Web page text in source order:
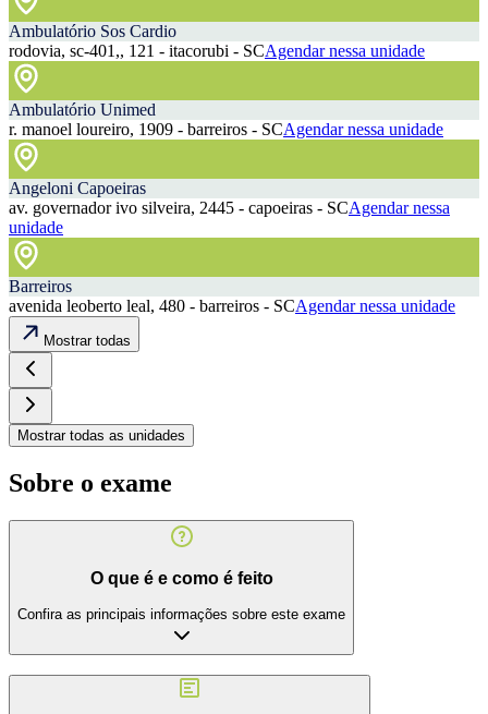
Ambulatório Sos Cardio
rodovia, sc-401,, 121 - itacorubi - SCAgendar nessa unidade
Ambulatório Unimed
r. manoel loureiro, 1909 - barreiros - SCAgendar nessa unidade
Angeloni Capoeiras
av. governador ivo silveira, 2445 - capoeiras - SCAgendar nessa
unidade
Barreiros
avenida leoberto leal, 480 - barreiros - SCAgendar nessa unidade
Mostrar todas
Mostrar todas as unidades
Sobre o exame
O que é e como é feito
Confira as principais informações sobre este exame